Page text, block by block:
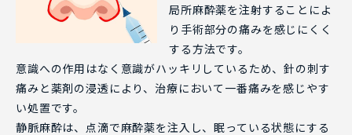
局所麻酔薬を注射することによ
り手術部分の痛みを感じにくく
する方法です。
意識への作用はなく意識がハッキリしているため、針の刺す
痛みと薬剤の浸透により、治療において一番痛みを感じやす
い処置です。
静脈麻酔は、点滴で麻酔薬を注入し、眠っている状態にする